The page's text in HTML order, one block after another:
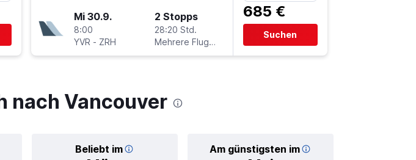
Mi 30.9.
8:00
YVR - ZRH
2 Stopps
28:20 Std.
Mehrere Fluglinien
685 €
Suchen
nach Vancouver
Beliebt im Am günstigsten im